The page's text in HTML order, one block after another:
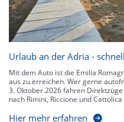
Urlaub an der Adria -
Mit dem Auto ist die Emilia
aus zu erreichen. Wer gerne
3. Oktober 2026 fahren
nach Rimini, Riccione und
Hier mehr erfahren